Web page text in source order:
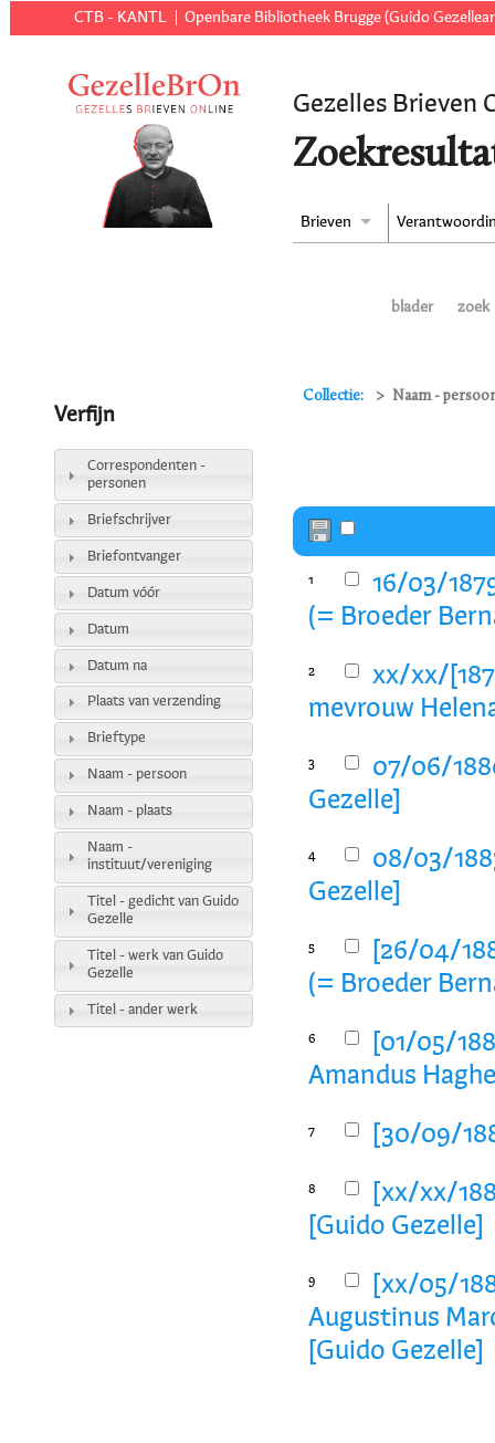
CTB - KANTL Openbare Bibliotheek Brugge (Guido
Gezelles Brieven
Brieven
blader zoek
Collectie: Naam -
1
16/03/
(= Broeder
2
xx/xx/
mevrouw
3
07/06/
Gezelle]
4
08/03/
Gezelle]
5
[26/04/
(= Broeder
6
[01/05/
Amandus
7 [30/09/
8
[xx/xx/
[Guido Gezelle]
9
[xx/05/
Augustinus
[Guido Gezelle]
Verfijn
Correspondenten -
personen
Briefschrijver
Briefontvanger
Datum vóór
Datum
Datum na
Plaats van verzending
Brieftype
Naam - persoon
Naam - plaats
Naam -
instituut/vereniging
Titel - gedicht van Guido
Gezelle
Titel - werk van Guido
Gezelle
Titel - ander werk